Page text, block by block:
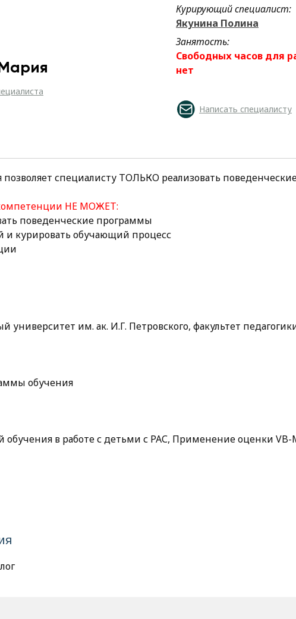
Курирующий специалист:
Якунина Полина
Занятость:
Свободных часов для
нет
Написать специалисту
специалисту ТОЛЬКО реализовать
НЕ МОЖЕТ:
поведенческие программы
и курировать обучающий процесс
университет им. ак. И.Г. Петровского, факультет
обучения
в работе с детьми с РАС, Применение оценки